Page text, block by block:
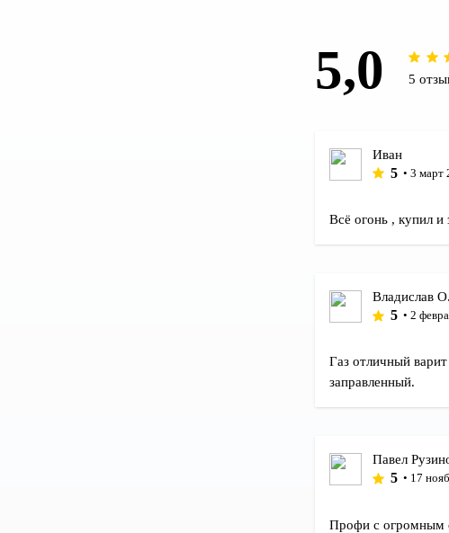
Свяжитесь с нами или оставьте заявку на сайте. Уточним
удобное время доставки. Самовывоз со склада в Чехове —
— надёжный объём для
5,0 5
Иван
5 • 3 март
Всё огонь , купил
Владислав О.
5 • 2
Газ отличный
заправленный.
Павел
5 • 17
Профи с огромным